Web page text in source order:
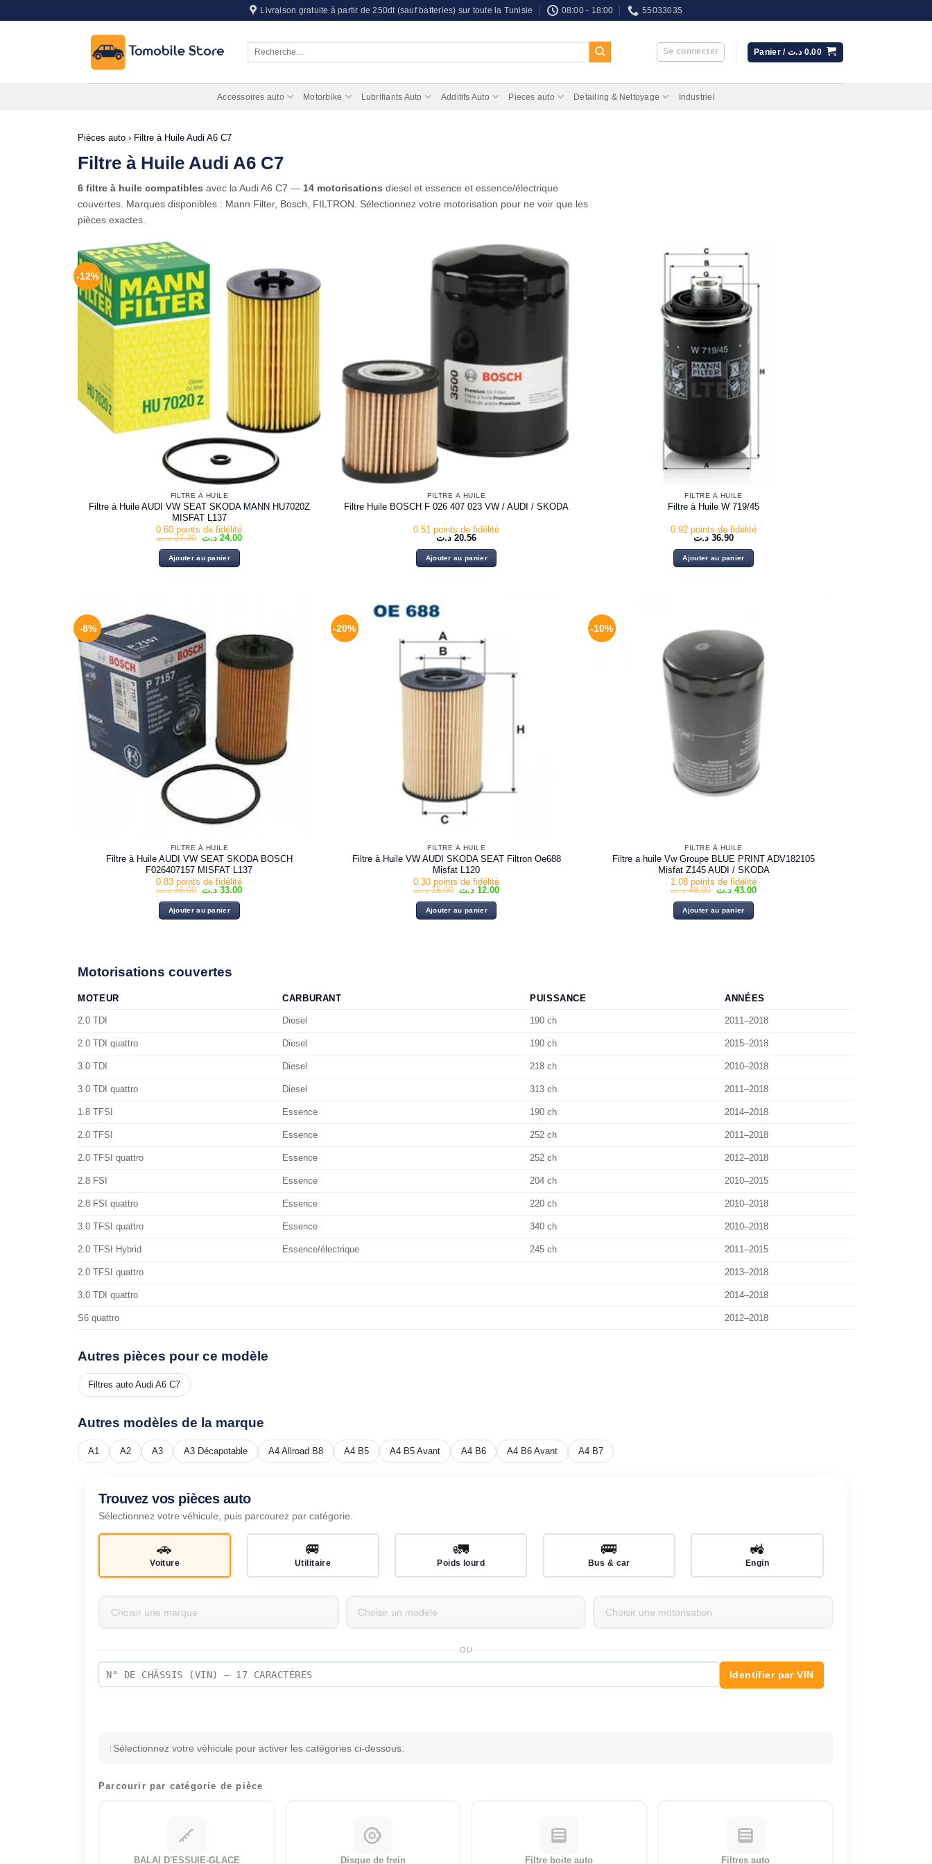
au
Livraison gratuite à partir de 250dt (sauf batteries) sur toute la Tunisie 08:00 - 18:00 55033035
Se connecter Panier / 0.00 د.ت
Accessoires auto Motorbike Lubrifiants Auto Additifs Auto Pieces auto Detailing & Nettoyage Industriel
Pièces auto › Filtre à Huile Audi A6 C7
Filtre à Huile Audi A6 C7
6 filtre à huile compatibles avec la Audi A6 C7 — 14 motorisations diesel et essence et essence/électrique
couvertes. Marques disponibles : Mann Filter, Bosch, FILTRON. Sélectionnez votre motorisation pour ne voir que les
pièces exactes.
-12%
FILTRE À HUILE
Filtre à Huile AUDI VW SEAT SKODA MANN HU7020Z
MISFAT L137
0.60 points de fidélité
27.30 د.ت
Le
initial
était :
24.00 د.ت
Le
Ajouter au panier
FILTRE À HUILE
Filtre Huile BOSCH F 026 407 023 VW / AUDI / SKODA
0.51 points de fidélité
20.56 د.ت
Ajouter au panier
FILTRE À HUILE
Filtre à Huile W 719/45
0.92 points de fidélité
36.90 د.ت
Ajouter au panier
-8%
FILTRE À HUILE
Filtre à Huile AUDI VW SEAT SKODA BOSCH
F026407157 MISFAT L137
0.83 points de fidélité
36.00 د.ت
Le
initial
était :
33.00 د.ت
Le
Ajouter au panier
-20%
FILTRE À HUILE
Filtre à Huile VW AUDI SKODA SEAT Filtron Oe688
Misfat L120
0.30 points de fidélité
15.00 د.ت
Le
initial
était :
12.00 د.ت
Le
Ajouter au panier
-10%
FILTRE À HUILE
Filtre a huile Vw Groupe BLUE PRINT ADV182105
Misfat Z145 AUDI / SKODA
1.08 points de fidélité
48.00 د.ت
Le
initial
était :
43.00 د.ت
Le
Ajouter au panier
Motorisations couvertes
MOTEUR CARBURANT PUISSANCE ANNÉES
2.0 TDI Diesel 190 ch 2011–2018
2.0 TDI quattro Diesel 190 ch 2015–2018
3.0 TDI Diesel 218 ch 2010–2018
3.0 TDI quattro Diesel 313 ch 2011–2018
1.8 TFSI Essence 190 ch 2014–2018
2.0 TFSI Essence 252 ch 2011–2018
2.0 TFSI quattro Essence 252 ch 2012–2018
2.8 FSI Essence 204 ch 2010–2015
2.8 FSI quattro Essence 220 ch 2010–2018
3.0 TFSI quattro Essence 340 ch 2010–2018
2.0 TFSI Hybrid Essence/électrique 245 ch 2011–2015
2.0 TFSI quattro 2013–2018
3.0 TDI quattro 2014–2018
S6 quattro 2012–2018
Autres pièces pour ce modèle
Filtres auto Audi A6 C7
Autres modèles de la marque
A1 A2 A3 A3 Décapotable A4 Allroad B8 A4 B5 A4 B5 Avant A4 B6 A4 B6 Avant A4 B7
Trouvez vos pièces auto
Sélectionnez votre véhicule, puis parcourez par catégorie.
🚗
Voiture
🚐
Utilitaire
🚛
Poids lourd
🚌
Bus & car
🚜
Engin
OU
Identifier par VIN
Sélectionnez votre véhicule pour activer les catégories ci-dessous.
Parcourir par catégorie de pièce
BALAI D'ESSUIE-GLACE Disque de frein Filtre boite auto Filtres auto